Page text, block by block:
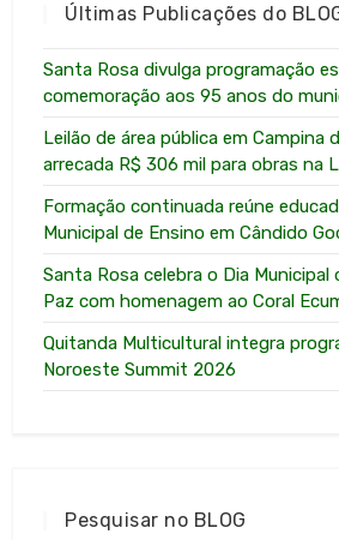
Últimas Publicações do
Santa Rosa divulga programação
comemoração aos 95 anos do
Leilão de área pública em Campina
arrecada R$ 306 mil para obras na
Formação continuada reúne
Municipal de Ensino em Cândido
Santa Rosa celebra o Dia Municipal
Paz com homenagem ao Coral
Quitanda Multicultural integra
Noroeste Summit 2026
Pesquisar no BLOG